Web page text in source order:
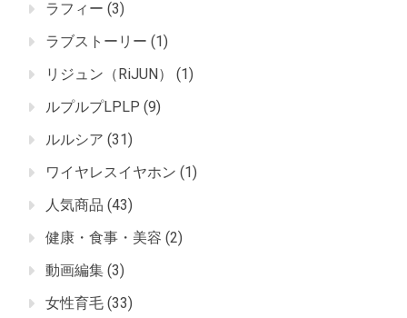
ラフィー (3)
ラブストーリー (1)
リジュン（RiJUN）
(1)
ルプルプLPLP (9)
ルルシア (31)
ワイヤレスイヤホン (1)
人気商品 (43)
健康・食事・美容 (2)
動画編集 (3)
女性育毛 (33)